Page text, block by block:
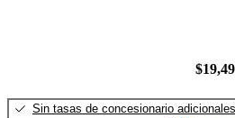
Sin tasas de concesionario adicionales